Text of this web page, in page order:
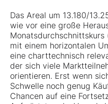
Das Areal um 13.180/
wie vor eine große
Monatsdurchschnittskurs
mit einem horizontalen
eine charttechnisch
der sich viele
orientieren. Erst wenn
Schwelle noch genug
Chancen auf eine